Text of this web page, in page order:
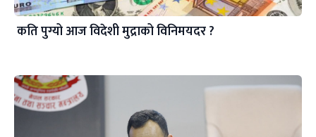
कति पुग्यो आज विदेशी मुद्राको विनिमयदर ?